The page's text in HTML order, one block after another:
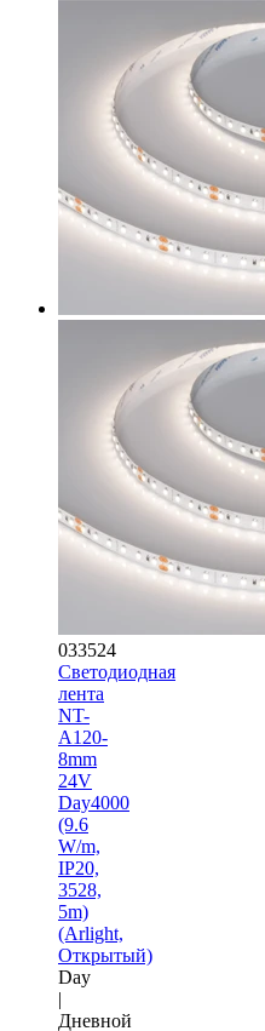
033524
Светодиодная
лента
NT-
A120-
8mm
24V
Day4000
(9.6
W/m,
IP20,
3528,
5m)
(Arlight,
Открытый)
Day
|
Дневной